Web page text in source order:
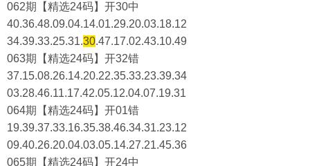
062期【精选24码】开30中
40.36.48.09.04.14.01.29.20.03.18.12
34.39.33.25.31.30.47.17.02.43.10.49
063期【精选24码】开32错
37.15.08.26.14.20.22.35.33.23.39.34
03.28.46.11.17.42.05.12.04.07.19.31
064期【精选24码】开01错
19.39.37.33.16.35.38.46.34.31.23.12
09.40.26.20.04.03.05.14.27.21.45.36
065期【精选24码】开24中